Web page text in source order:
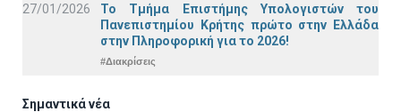
27/01/2026
Το Τμήμα Επιστήμης Υπολογιστών του
Πανεπιστημίου Κρήτης πρώτο στην Ελλάδα
στην Πληροφορική για το 2026!
#Διακρίσεις
Σημαντικά νέα